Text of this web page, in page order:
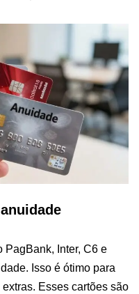
PagBank, Inter, C6 e
Isso é ótimo para
Esses cartões são